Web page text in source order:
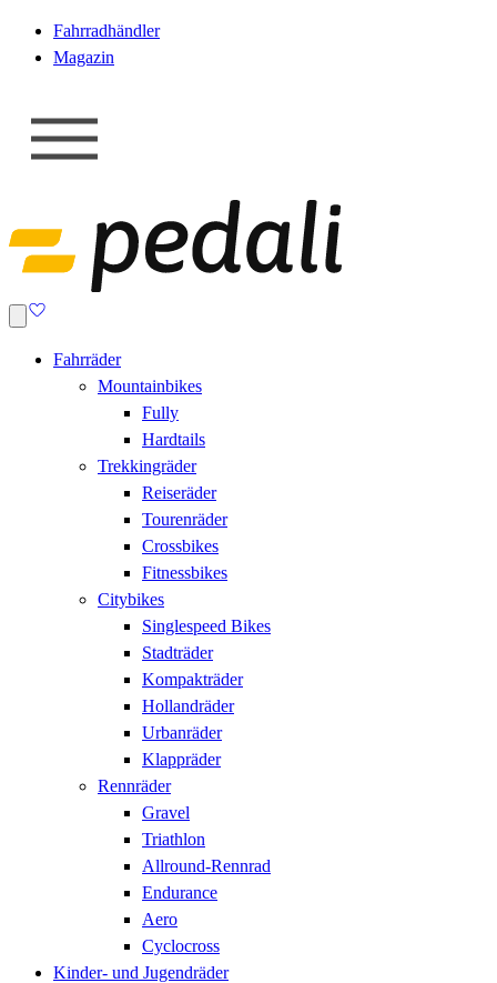
Fahrradhändler
Magazin
Fahrräder
Mountainbikes
Fully
Hardtails
Trekkingräder
Reiseräder
Tourenräder
Crossbikes
Fitnessbikes
Citybikes
Singlespeed Bikes
Stadträder
Kompakträder
Hollandräder
Urbanräder
Klappräder
Rennräder
Gravel
Triathlon
Allround-Rennrad
Endurance
Aero
Cyclocross
Kinder- und Jugendräder